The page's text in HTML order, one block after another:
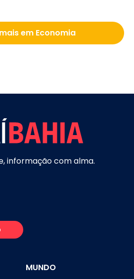
em Economia
informação com alma.
MUNDO